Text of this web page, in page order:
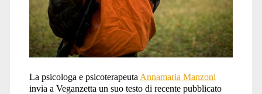
La psicologa e psicoterapeuta Annamaria Manzoni
invia a Veganzetta un suo testo di recente pubblicato